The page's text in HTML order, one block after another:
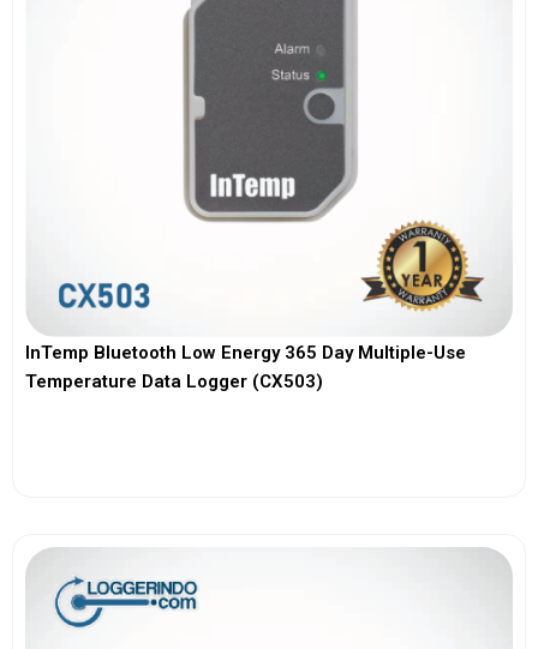
InTemp Bluetooth Low Energy 365 Day Multiple-Use
Temperature Data Logger (CX503)